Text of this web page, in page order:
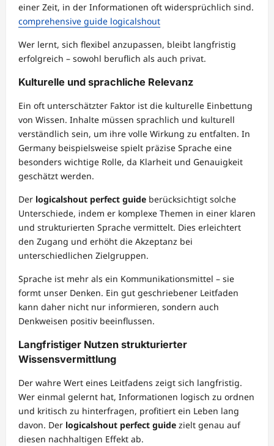
einer Zeit, in der Informationen oft widersprüchlich sind.
comprehensive guide logicalshout
Wer lernt, sich flexibel anzupassen, bleibt langfristig
erfolgreich – sowohl beruflich als auch privat.
Kulturelle und sprachliche Relevanz
Ein oft unterschätzter Faktor ist die kulturelle Einbettung
von Wissen. Inhalte müssen sprachlich und kulturell
verständlich sein, um ihre volle Wirkung zu entfalten. In
Germany beispielsweise spielt präzise Sprache eine
besonders wichtige Rolle, da Klarheit und Genauigkeit
geschätzt werden.
Der logicalshout perfect guide berücksichtigt solche
Unterschiede, indem er komplexe Themen in einer klaren
und strukturierten Sprache vermittelt. Dies erleichtert
den Zugang und erhöht die Akzeptanz bei
unterschiedlichen Zielgruppen.
Sprache ist mehr als ein Kommunikationsmittel – sie
formt unser Denken. Ein gut geschriebener Leitfaden
kann daher nicht nur informieren, sondern auch
Denkweisen positiv beeinflussen.
Langfristiger Nutzen strukturierter
Wissensvermittlung
Der wahre Wert eines Leitfadens zeigt sich langfristig.
Wer einmal gelernt hat, Informationen logisch zu ordnen
und kritisch zu hinterfragen, profitiert ein Leben lang
davon. Der logicalshout perfect guide zielt genau auf
diesen nachhaltigen Effekt ab.